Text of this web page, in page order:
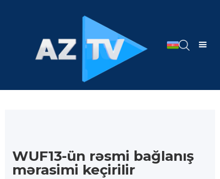
WUF13-ün rəsmi bağlanış
mərasimi keçirilir